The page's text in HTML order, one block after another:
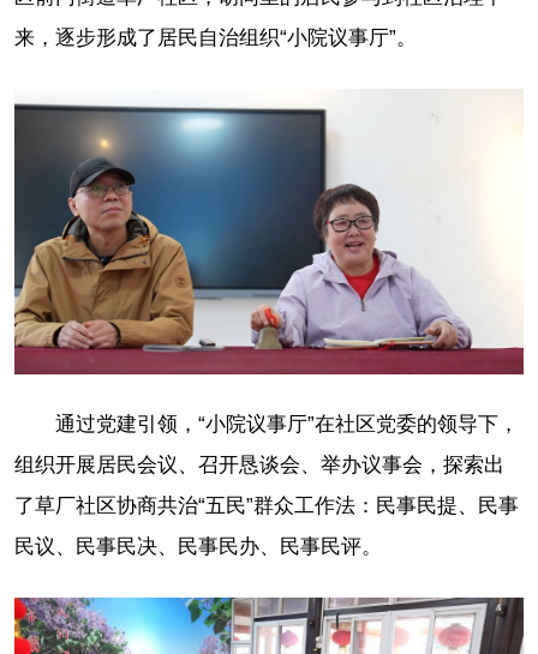
来，逐步形成了居民自治组织“小院议事厅”。
通过党建引领，“小院议事厅”在社区党委的领导下，
组织开展居民会议、召开恳谈会、举办议事会，探索出
了草厂社区协商共治“五民”群众工作法：民事民提、民事
民议、民事民决、民事民办、民事民评。